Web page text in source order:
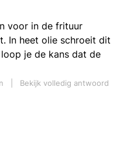
voor in de frituur
In heet olie schroeit dit
je de kans dat de
Bekijk volledig antwoord